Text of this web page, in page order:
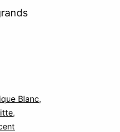
Blanc,
,